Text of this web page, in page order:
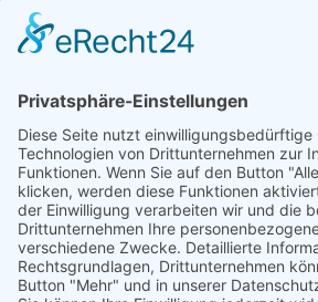
Spenden können steuerlich abgesetzt werden
Förderung
© 1987 – 2025
Storchenhof Loburg e.V.
Alle Rechte vorbehalten.
Cookie-Einstellungen
Navigation überspringen